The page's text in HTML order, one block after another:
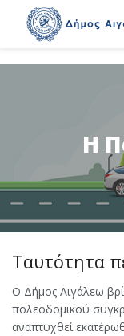
Η
Ταυτότητα
Ο Δήμος Αιγάλεω
πολεοδομικού
αναπτυχθεί